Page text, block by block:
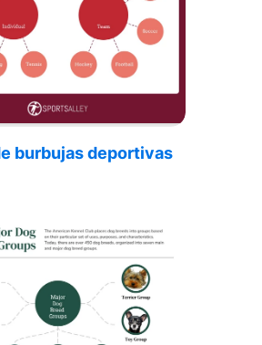
burbujas deportivas